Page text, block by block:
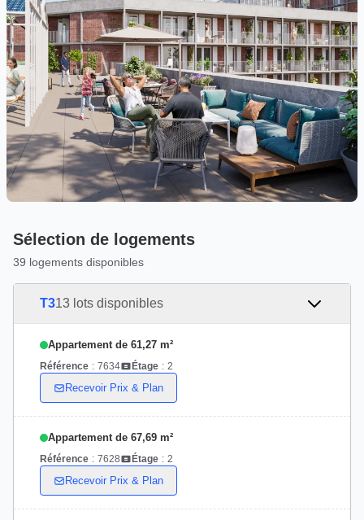
Sélection de logements
39 logements disponibles
T313 lots disponibles
Appartement de 61,27 m²
Référence : 7634 Étage : 2
Recevoir Prix & Plan
Appartement de 67,69 m²
Référence : 7628 Étage : 2
Recevoir Prix & Plan